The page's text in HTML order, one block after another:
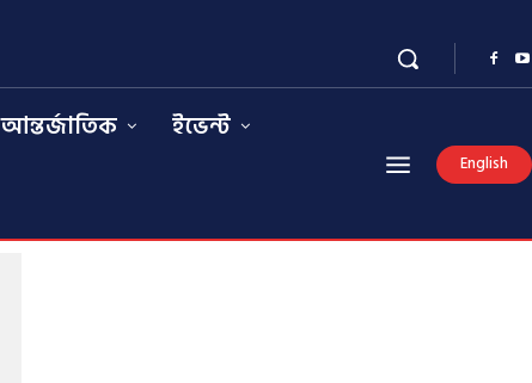
আন্তর্জাতিক
ইভেন্ট
English